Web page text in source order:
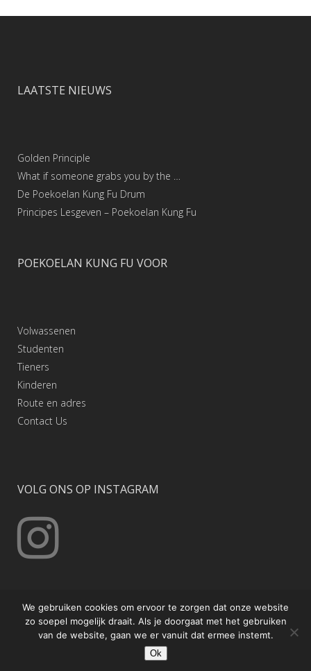
LAATSTE NIEUWS
Golden Principle
What if someone grabs you by the …
De Poekoelan Kung Fu Drum
Principes Lesgeven – Poekoelan Kung Fu
POEKOELAN KUNG FU VOOR
Volwassenen
Studenten
Tieners
Kinderen
Route en adres
Contact Us
VOLG ONS OP INSTAGRAM
© Copyright Poekoelan Kung Fu Nederland
We gebruiken cookies om ervoor te zorgen dat onze website
zo soepel mogelijk draait. Als je doorgaat met het gebruiken
van de website, gaan we er vanuit dat ermee instemt.
Ok